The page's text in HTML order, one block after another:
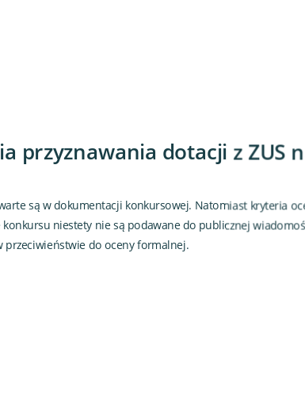
przyznawania dotacji z ZUS
są w dokumentacji konkursowej. Natomiast kryteria
niestety nie są podawane do publicznej
przeciwieństwie do oceny formalnej.